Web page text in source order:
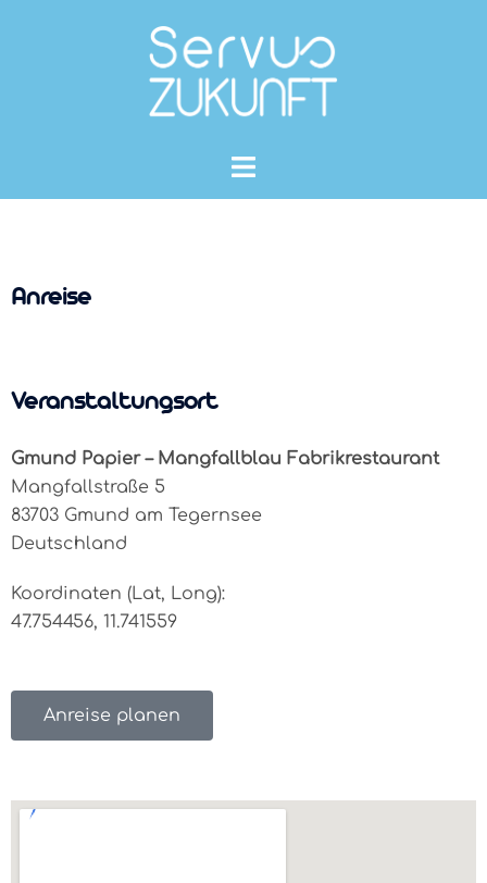
Anreise
Veranstaltungsort
Gmund Papier – Mangfallblau Fabrikrestaurant
Mangfallstraße 5
83703 Gmund am Tegernsee
Deutschland
Koordinaten (Lat, Long):
47.754456, 11.741559
Anreise planen